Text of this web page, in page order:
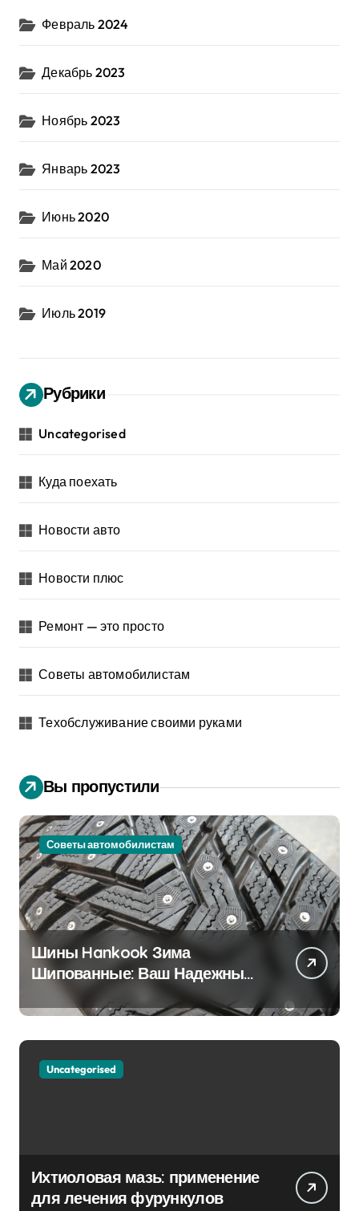
Февраль 2024
Декабрь 2023
Ноябрь 2023
Январь 2023
Июнь 2020
Май 2020
Июль 2019
Рубрики
Uncategorised
Куда поехать
Новости авто
Новости плюс
Ремонт — это просто
Советы автомобилистам
Техобслуживание своими руками
Вы пропустили
Советы автомобилистам
Шины Hankook Зима
Шипованные: Ваш Надежный
Партнёр на Снежных Дорогах
Uncategorised
Ихтиоловая мазь: применение
для лечения фурункулов